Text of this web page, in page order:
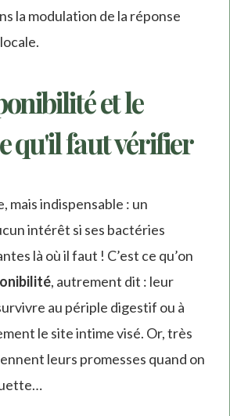
la modulation de la réponse
et le
qu'il faut vérifier
mais indispensable : un
intérêt si ses bactéries
là où il faut ! C’est ce qu’on
, autrement dit : leur
au périple digestif ou à
le site intime visé. Or, très
leurs promesses quand on